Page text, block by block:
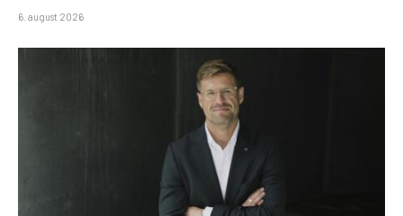
6. august 2026